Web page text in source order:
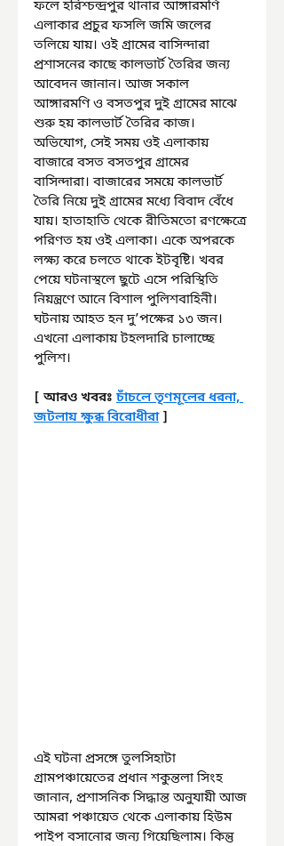
ফলে হরিশ্চন্দ্রপুর থানার আঙ্গারমণি
এলাকার প্রচুর ফসলি জমি জলের
তলিয়ে যায়। ওই গ্রামের বাসিন্দারা
প্রশাসনের কাছে কালভার্ট তৈরির জন্য
আবেদন জানান। আজ সকাল
আঙ্গারমণি ও বসতপুর দুই গ্রামের মাঝে
শুরু হয় কালভার্ট তৈরির কাজ।
অভিযোগ, সেই সময় ওই এলাকায়
বাজারে বসত বসতপুর গ্রামের
বাসিন্দারা। বাজারের সময়ে কালভার্ট
তৈরি নিয়ে দুই গ্রামের মধ্যে বিবাদ বেঁধে
যায়। হাতাহাতি থেকে রীতিমতো রণক্ষেত্রে
পরিণত হয় ওই এলাকা। একে অপরকে
লক্ষ্য করে চলতে থাকে ইটবৃষ্টি। খবর
পেয়ে ঘটনাস্থলে ছুটে এসে পরিস্থিতি
নিয়ন্ত্রণে আনে বিশাল পুলিশবাহিনী।
ঘটনায় আহত হন দু’পক্ষের ১৩ জন।
এখনো এলাকায় টহলদারি চালাচ্ছে
পুলিশ।
[ আরও খবরঃ চাঁচলে তৃণমূলের ধরনা,
জটলায় ক্ষুব্ধ বিরোধীরা ]
এই ঘটনা প্রসঙ্গে তুলসিহাটা
গ্রামপঞ্চায়েতের প্রধান শকুন্তলা সিংহ
জানান, প্রশাসনিক সিদ্ধান্ত অনুযায়ী আজ
আমরা পঞ্চায়েত থেকে এলাকায় হিউম
পাইপ বসানোর জন্য গিয়েছিলাম। কিন্তু